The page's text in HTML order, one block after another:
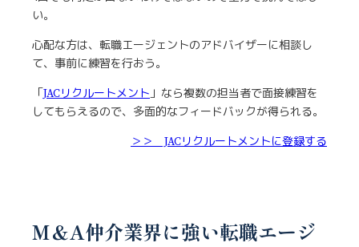
い。
心配な方は、転職エージェントのアドバイザーに相談し
て、事前に練習を行おう。
「 JACリクルートメント」なら複数の担当者で面接練習を
してもらえるので、多面的なフィードバックが得られる。
＞＞ JACリクルートメントに登録する
M＆A仲介業界に強い転職エージ